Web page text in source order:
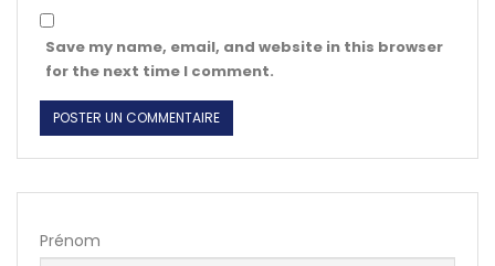
Save my name, email, and website in this browser
for the next time I comment.
Prénom